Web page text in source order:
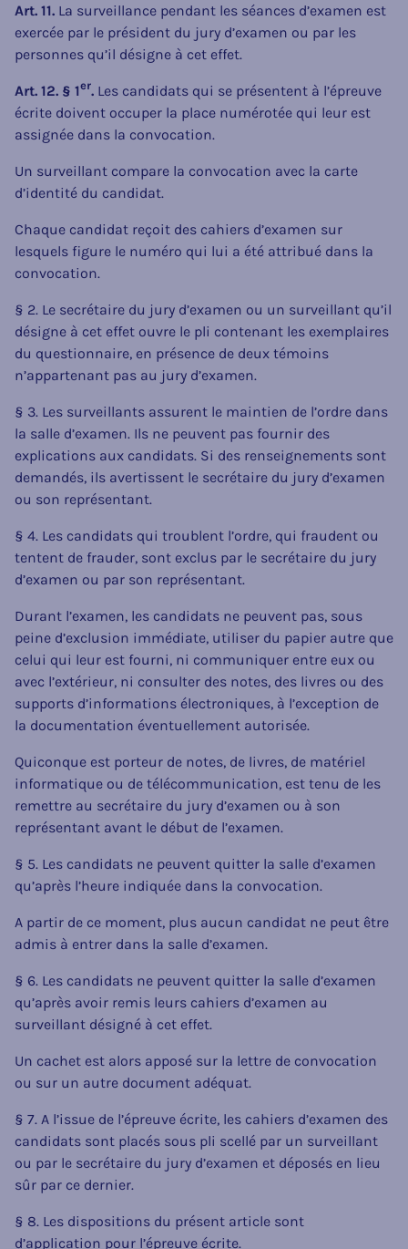
Art. 11. La surveillance pendant les séances d’examen est
exercée par le président du jury d’examen ou par les
personnes qu’il désigne à cet effet.
Art. 12. § 1er. Les candidats qui se présentent à l’épreuve
écrite doivent occuper la place numérotée qui leur est
assignée dans la convocation.
Un surveillant compare la convocation avec la carte
d’identité du candidat.
Chaque candidat reçoit des cahiers d’examen sur
lesquels figure le numéro qui lui a été attribué dans la
convocation.
§ 2. Le secrétaire du jury d’examen ou un surveillant qu’il
désigne à cet effet ouvre le pli contenant les exemplaires
du questionnaire, en présence de deux témoins
n’appartenant pas au jury d’examen.
§ 3. Les surveillants assurent le maintien de l’ordre dans
la salle d’examen. Ils ne peuvent pas fournir des
explications aux candidats. Si des renseignements sont
demandés, ils avertissent le secrétaire du jury d’examen
ou son représentant.
§ 4. Les candidats qui troublent l’ordre, qui fraudent ou
tentent de frauder, sont exclus par le secrétaire du jury
d’examen ou par son représentant.
Durant l’examen, les candidats ne peuvent pas, sous
peine d’exclusion immédiate, utiliser du papier autre que
celui qui leur est fourni, ni communiquer entre eux ou
avec l’extérieur, ni consulter des notes, des livres ou des
supports d’informations électroniques, à l’exception de
la documentation éventuellement autorisée.
Quiconque est porteur de notes, de livres, de matériel
informatique ou de télécommunication, est tenu de les
remettre au secrétaire du jury d’examen ou à son
représentant avant le début de l’examen.
§ 5. Les candidats ne peuvent quitter la salle d’examen
qu’après l’heure indiquée dans la convocation.
A partir de ce moment, plus aucun candidat ne peut être
admis à entrer dans la salle d’examen.
§ 6. Les candidats ne peuvent quitter la salle d’examen
qu’après avoir remis leurs cahiers d’examen au
surveillant désigné à cet effet.
Un cachet est alors apposé sur la lettre de convocation
ou sur un autre document adéquat.
§ 7. A l’issue de l’épreuve écrite, les cahiers d’examen des
candidats sont placés sous pli scellé par un surveillant
ou par le secrétaire du jury d’examen et déposés en lieu
sûr par ce dernier.
§ 8. Les dispositions du présent article sont
d’application pour l’épreuve écrite.